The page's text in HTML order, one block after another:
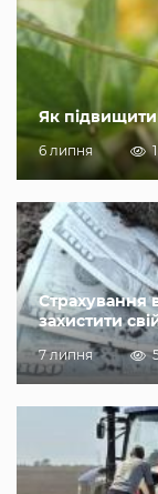
Як підвищити
6 липня
Страхування
захистити
7 липня